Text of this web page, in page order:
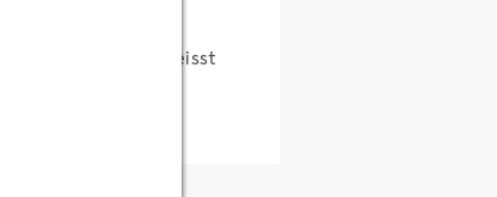
auch nicht eingespeisst